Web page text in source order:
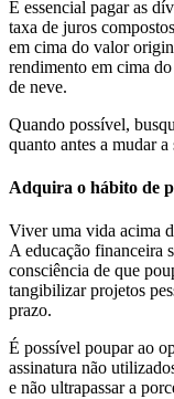
É essencial pagar as
taxa de juros
em cima do valor
rendimento em cima
de neve.
Quando possível,
quanto antes a mudar
Adquira o hábito de
Viver uma vida acima
A educação financeira
consciência de que
tangibilizar projetos
prazo.
É possível poupar ao
assinatura não
e não ultrapassar a